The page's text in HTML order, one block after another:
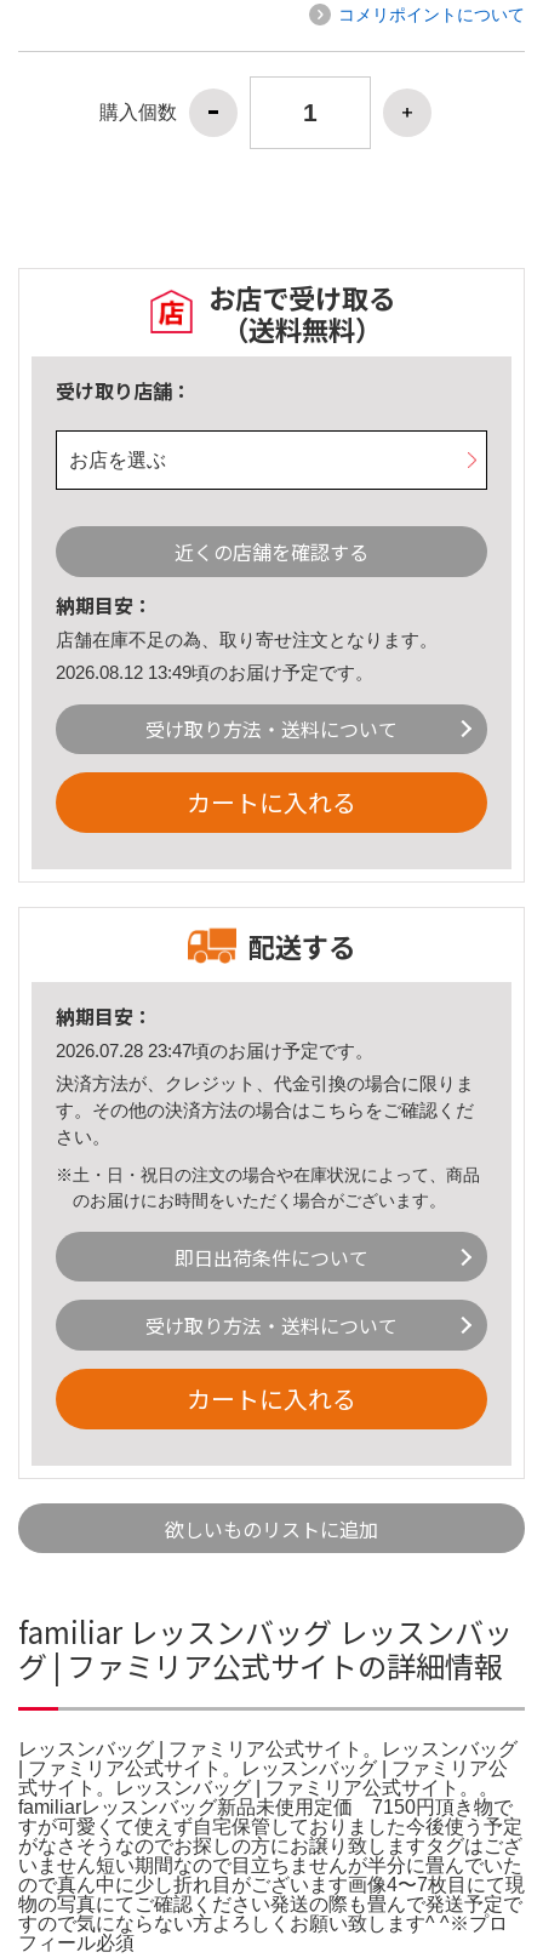
コメリポイントについて
購入個数
お店で受け取る
（送料無料）
受け取り店舗：
お店を選ぶ
近くの店舗を確認する
納期目安：
店舗在庫不足の為、取り寄せ注文となります。
2026.08.12 13:49頃のお届け予定です。
受け取り方法・送料について
カートに入れる
配送する
納期目安：
2026.07.28 23:47頃のお届け予定です。
決済方法が、クレジット、代金引換の場合に限りま
す。その他の決済方法の場合はこちら をご確認くだ
さい。
※土・日・祝日の注文の場合や在庫状況によって、商品
のお届けにお時間をいただく場合がございます。
即日出荷条件について
受け取り方法・送料について
カートに入れる
欲しいものリストに追加
familiar レッスンバッグ レッスンバッ
グ | ファミリア公式サイトの詳細情報
レッスンバッグ | ファミリア公式サイト。レッスンバッグ
| ファミリア公式サイト。レッスンバッグ | ファミリア公
式サイト。レッスンバッグ | ファミリア公式サイト。。
familiarレッスンバッグ新品未使用定価 7150円頂き物で
すが可愛くて使えず自宅保管しておりました今後使う予定
がなさそうなのでお探しの方にお譲り致しますタグはござ
いません短い期間なので目立ちませんが半分に畳んでいた
ので真ん中に少し折れ目がございます画像4〜7枚目にて現
物の写真にてご確認ください発送の際も畳んで発送予定で
すので気にならない方よろしくお願い致します^ ^※プロ
フィール必須